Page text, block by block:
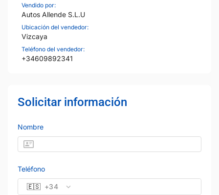
Vendido por:
Autos Allende S.L.U
Ubicación del vendedor:
Vizcaya
Teléfono del vendedor:
+34609892341
Solicitar información
Nombre
Teléfono
🇪🇸 +34